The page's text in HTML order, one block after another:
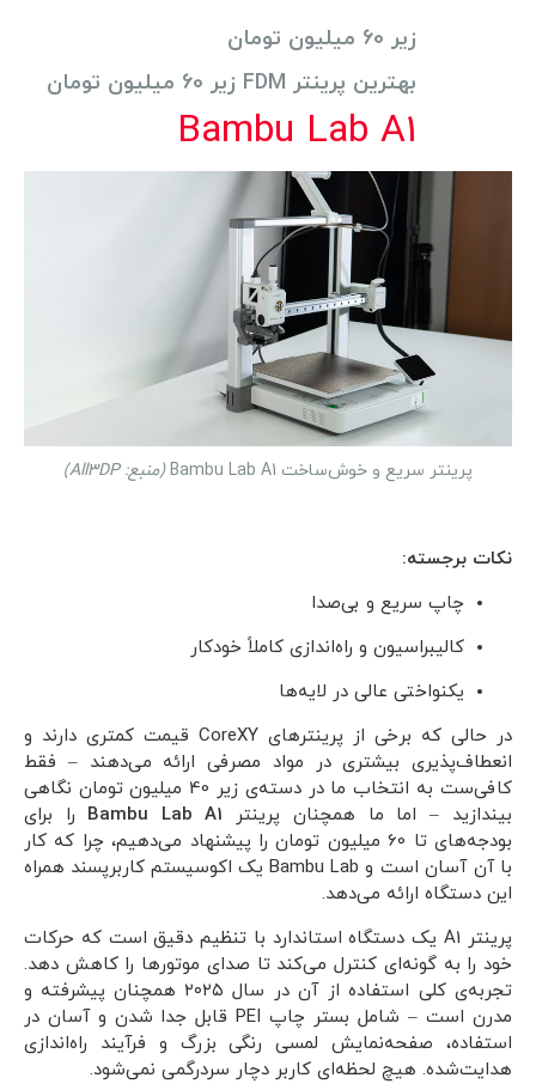
زیر 60 میلیون تومان
بهترین پرینتر FDM زیر 60 میلیون تومان
Bambu Lab A1
پرینتر سریع و خوش‌ساخت Bambu Lab A1 (منبع: All3DP)
نکات برجسته:
چاپ سریع و بی‌صدا
کالیبراسیون و راه‌اندازی کاملاً خودکار
یکنواختی عالی در لایه‌ها
در حالی که برخی از پرینترهای CoreXY قیمت کمتری دارند و
انعطاف‌پذیری بیشتری در مواد مصرفی ارائه می‌دهند – فقط
کافی‌ست به انتخاب ما در دسته‌ی زیر 40 میلیون تومان نگاهی
بیندازید – اما ما همچنان پرینتر Bambu Lab A1 را برای
بودجه‌های تا 60 میلیون تومان را پیشنهاد می‌دهیم، چرا که کار
با آن آسان است و Bambu Lab یک اکوسیستم کاربرپسند همراه
این دستگاه ارائه می‌دهد.
پرینتر A1 یک دستگاه استاندارد با تنظیم دقیق است که حرکات
خود را به گونه‌ای کنترل می‌کند تا صدای موتورها را کاهش دهد.
تجربه‌ی کلی استفاده از آن در سال ۲۰۲۵ همچنان پیشرفته و
مدرن است – شامل بستر چاپ PEI قابل جدا شدن و آسان در
استفاده، صفحه‌نمایش لمسی رنگی بزرگ و فرآیند راه‌اندازی
هدایت‌شده. هیچ لحظه‌ای کاربر دچار سردرگمی نمی‌شود.